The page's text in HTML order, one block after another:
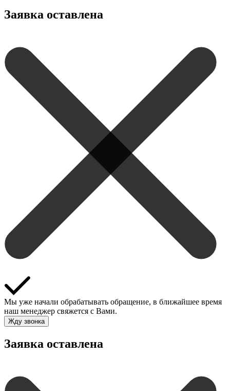
Заявка оставлена
Мы уже начали обрабатывать обращение, в ближайшее время
наш менеджер свяжется с Вами.
Жду звонка
Заявка оставлена